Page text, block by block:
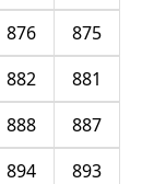
875
876
881
882
887
888
893
894